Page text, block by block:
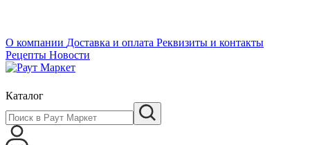
О компании Доставка и оплата Реквизиты и контакты
Рецепты Новости
Каталог